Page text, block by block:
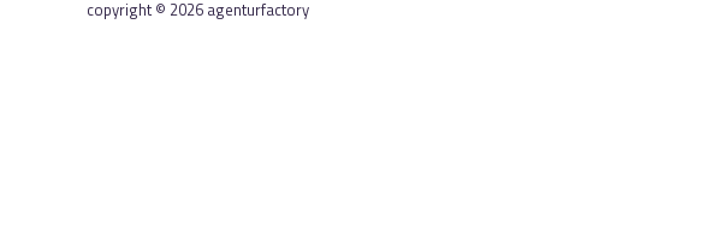
copyright © 2026 agenturfactory